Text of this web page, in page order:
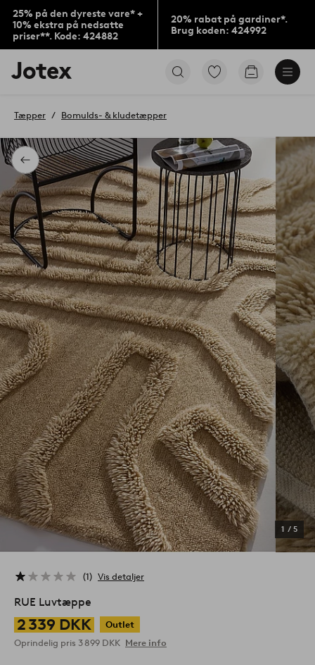
25% på den dyreste vare* +
10% ekstra på nedsatte
priser**. Kode: 424882
20% rabat på gardiner*.
Brug koden: 424992
Jotex
logo
til
Gå
Gå
Tilbage
Tæpper Bomulds- & kludetæpper
1 / 5
1 Vis detaljer
RUE Luvtæppe
2 339 DKK
Outlet
Oprindelig pris 3 899 DKK Mere info